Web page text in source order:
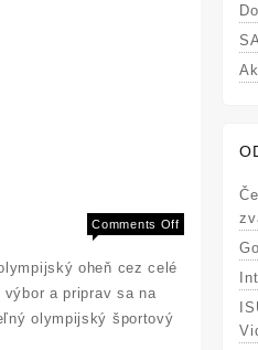
Comments Offon
olympijskú
oheň cez celé
a priprav sa na
olympijský športový